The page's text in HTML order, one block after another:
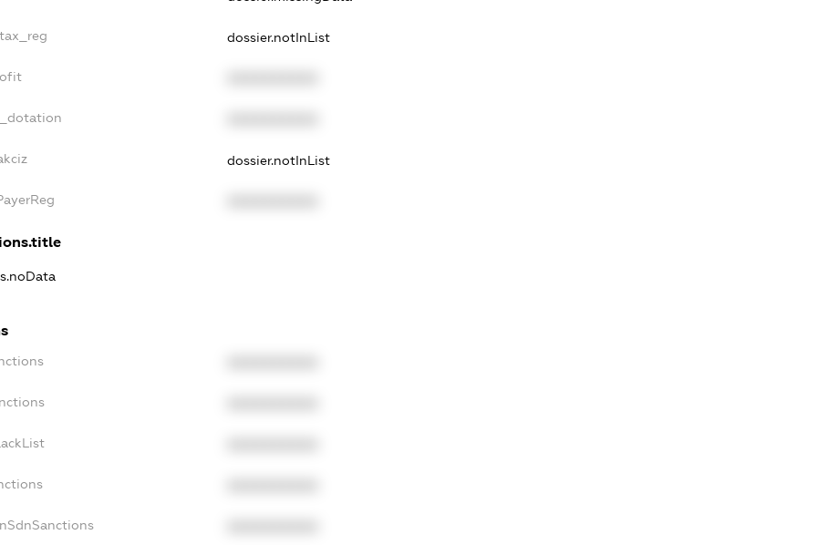
dossier.notInList
dossier.notInList